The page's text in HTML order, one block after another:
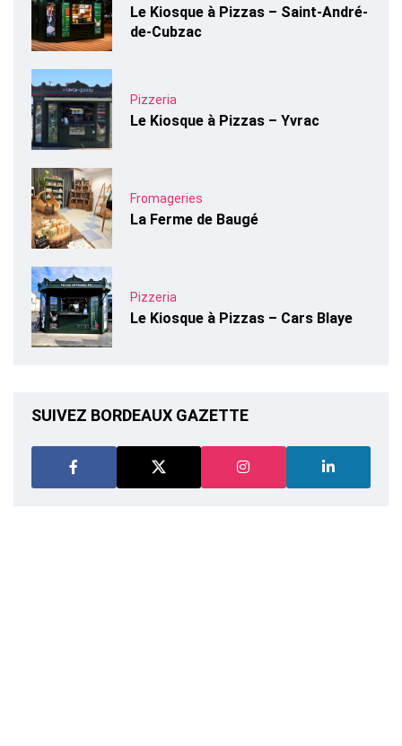
Le Kiosque à Pizzas – Saint-André-
de-Cubzac
Pizzeria
Le Kiosque à Pizzas – Yvrac
Fromageries
La Ferme de Baugé
Pizzeria
Le Kiosque à Pizzas – Cars Blaye
SUIVEZ BORDEAUX GAZETTE